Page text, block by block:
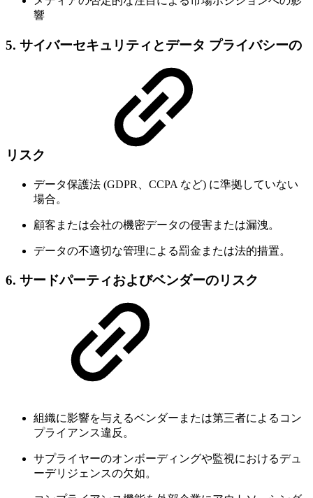
響
5. サイバーセキュリティとデータ プライバシーの
リスク
データ保護法 (GDPR、CCPA など) に準拠していない
場合。
顧客または会社の機密データの侵害または漏洩。
データの不適切な管理による罰金または法的措置。
6. サードパーティおよびベンダーのリスク
組織に影響を与えるベンダーまたは第三者によるコン
プライアンス違反。
サプライヤーのオンボーディングや監視におけるデュ
ーデリジェンスの欠如。